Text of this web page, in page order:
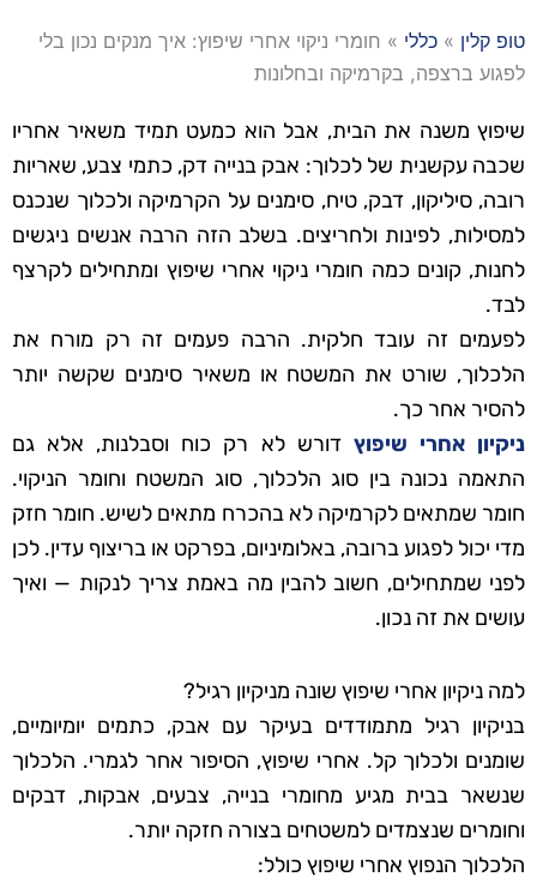
טופ קלין » כללי » חומרי ניקוי אחרי שיפוץ: איך מנקים נכון בלי
לפגוע ברצפה, בקרמיקה ובחלונות
שיפוץ משנה את הבית, אבל הוא כמעט תמיד משאיר אחריו
שכבה עקשנית של לכלוך: אבק בנייה דק, כתמי צבע, שאריות
רובה, סיליקון, דבק, טיח, סימנים על הקרמיקה ולכלוך שנכנס
למסילות, לפינות ולחריצים. בשלב הזה הרבה אנשים ניגשים
לחנות, קונים כמה חומרי ניקוי אחרי שיפוץ ומתחילים לקרצף
לבד.
לפעמים זה עובד חלקית. הרבה פעמים זה רק מורח את
הלכלוך, שורט את המשטח או משאיר סימנים שקשה יותר
להסיר אחר כך.
ניקיון אחרי שיפוץ דורש לא רק כוח וסבלנות, אלא גם
התאמה נכונה בין סוג הלכלוך, סוג המשטח וחומר הניקוי.
חומר שמתאים לקרמיקה לא בהכרח מתאים לשיש. חומר חזק
מדי יכול לפגוע ברובה, באלומיניום, בפרקט או בריצוף עדין. לכן
לפני שמתחילים, חשוב להבין מה באמת צריך לנקות — ואיך
עושים את זה נכון.
למה ניקיון אחרי שיפוץ שונה מניקיון רגיל?
בניקיון רגיל מתמודדים בעיקר עם אבק, כתמים יומיומיים,
שומנים ולכלוך קל. אחרי שיפוץ, הסיפור אחר לגמרי. הלכלוך
שנשאר בבית מגיע מחומרי בנייה, צבעים, אבקות, דבקים
וחומרים שנצמדים למשטחים בצורה חזקה יותר.
הלכלוך הנפוץ אחרי שיפוץ כולל: